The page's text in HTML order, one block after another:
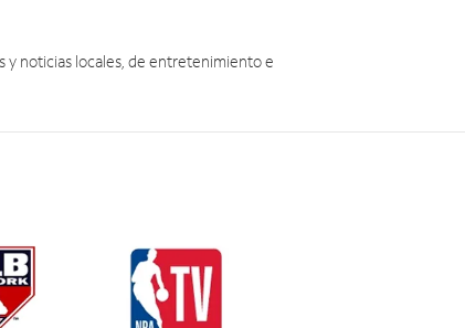
y noticias locales, de entretenimiento e